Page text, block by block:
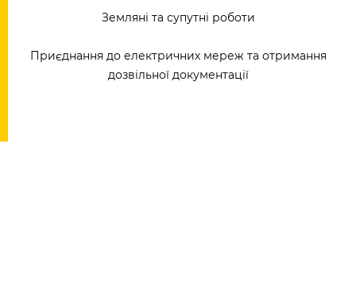
Земляні та супутні роботи
Приєднання до електричних мереж та отримання
дозвільної документації